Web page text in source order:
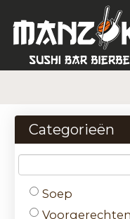
Bestellen
Menu
Login
Contact
Categorieën
Soep
Voorgerechten